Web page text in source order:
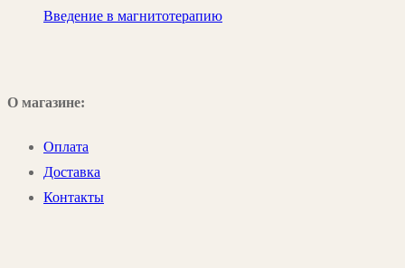
Введение в магнитотерапию
О магазине:
Оплата
Доставка
Контакты